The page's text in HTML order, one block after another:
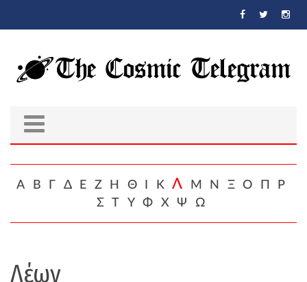
Α Β Γ Δ Ε Ζ Η Θ Κ Λ Μ Ν Ξ Ο Π
Ρ
Σ
Τ Υ Φ Χ Ψ Ω
Λέων